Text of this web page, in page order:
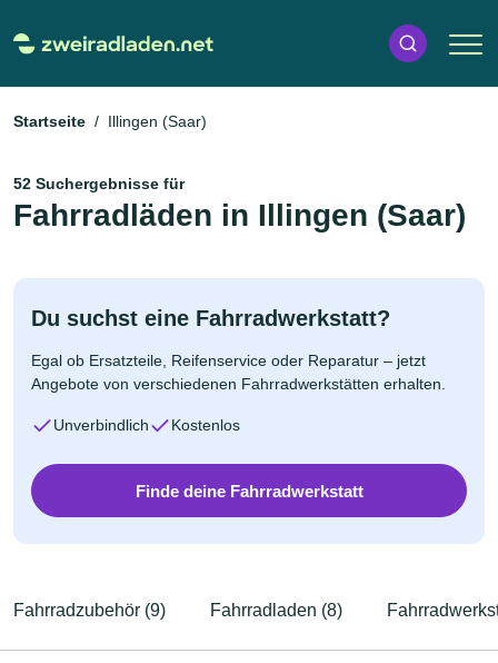
Startseite Illingen (Saar)
52 Suchergebnisse für
Fahrradläden in Illingen (Saar)
Du suchst eine Fahrradwerkstatt?
Egal ob Ersatzteile, Reifenservice oder Reparatur – jetzt
Angebote von verschiedenen Fahrradwerkstätten erhalten.
Unverbindlich Kostenlos
Finde deine Fahrradwerkstatt
Fahrradzubehör (9) Fahrradladen (8)